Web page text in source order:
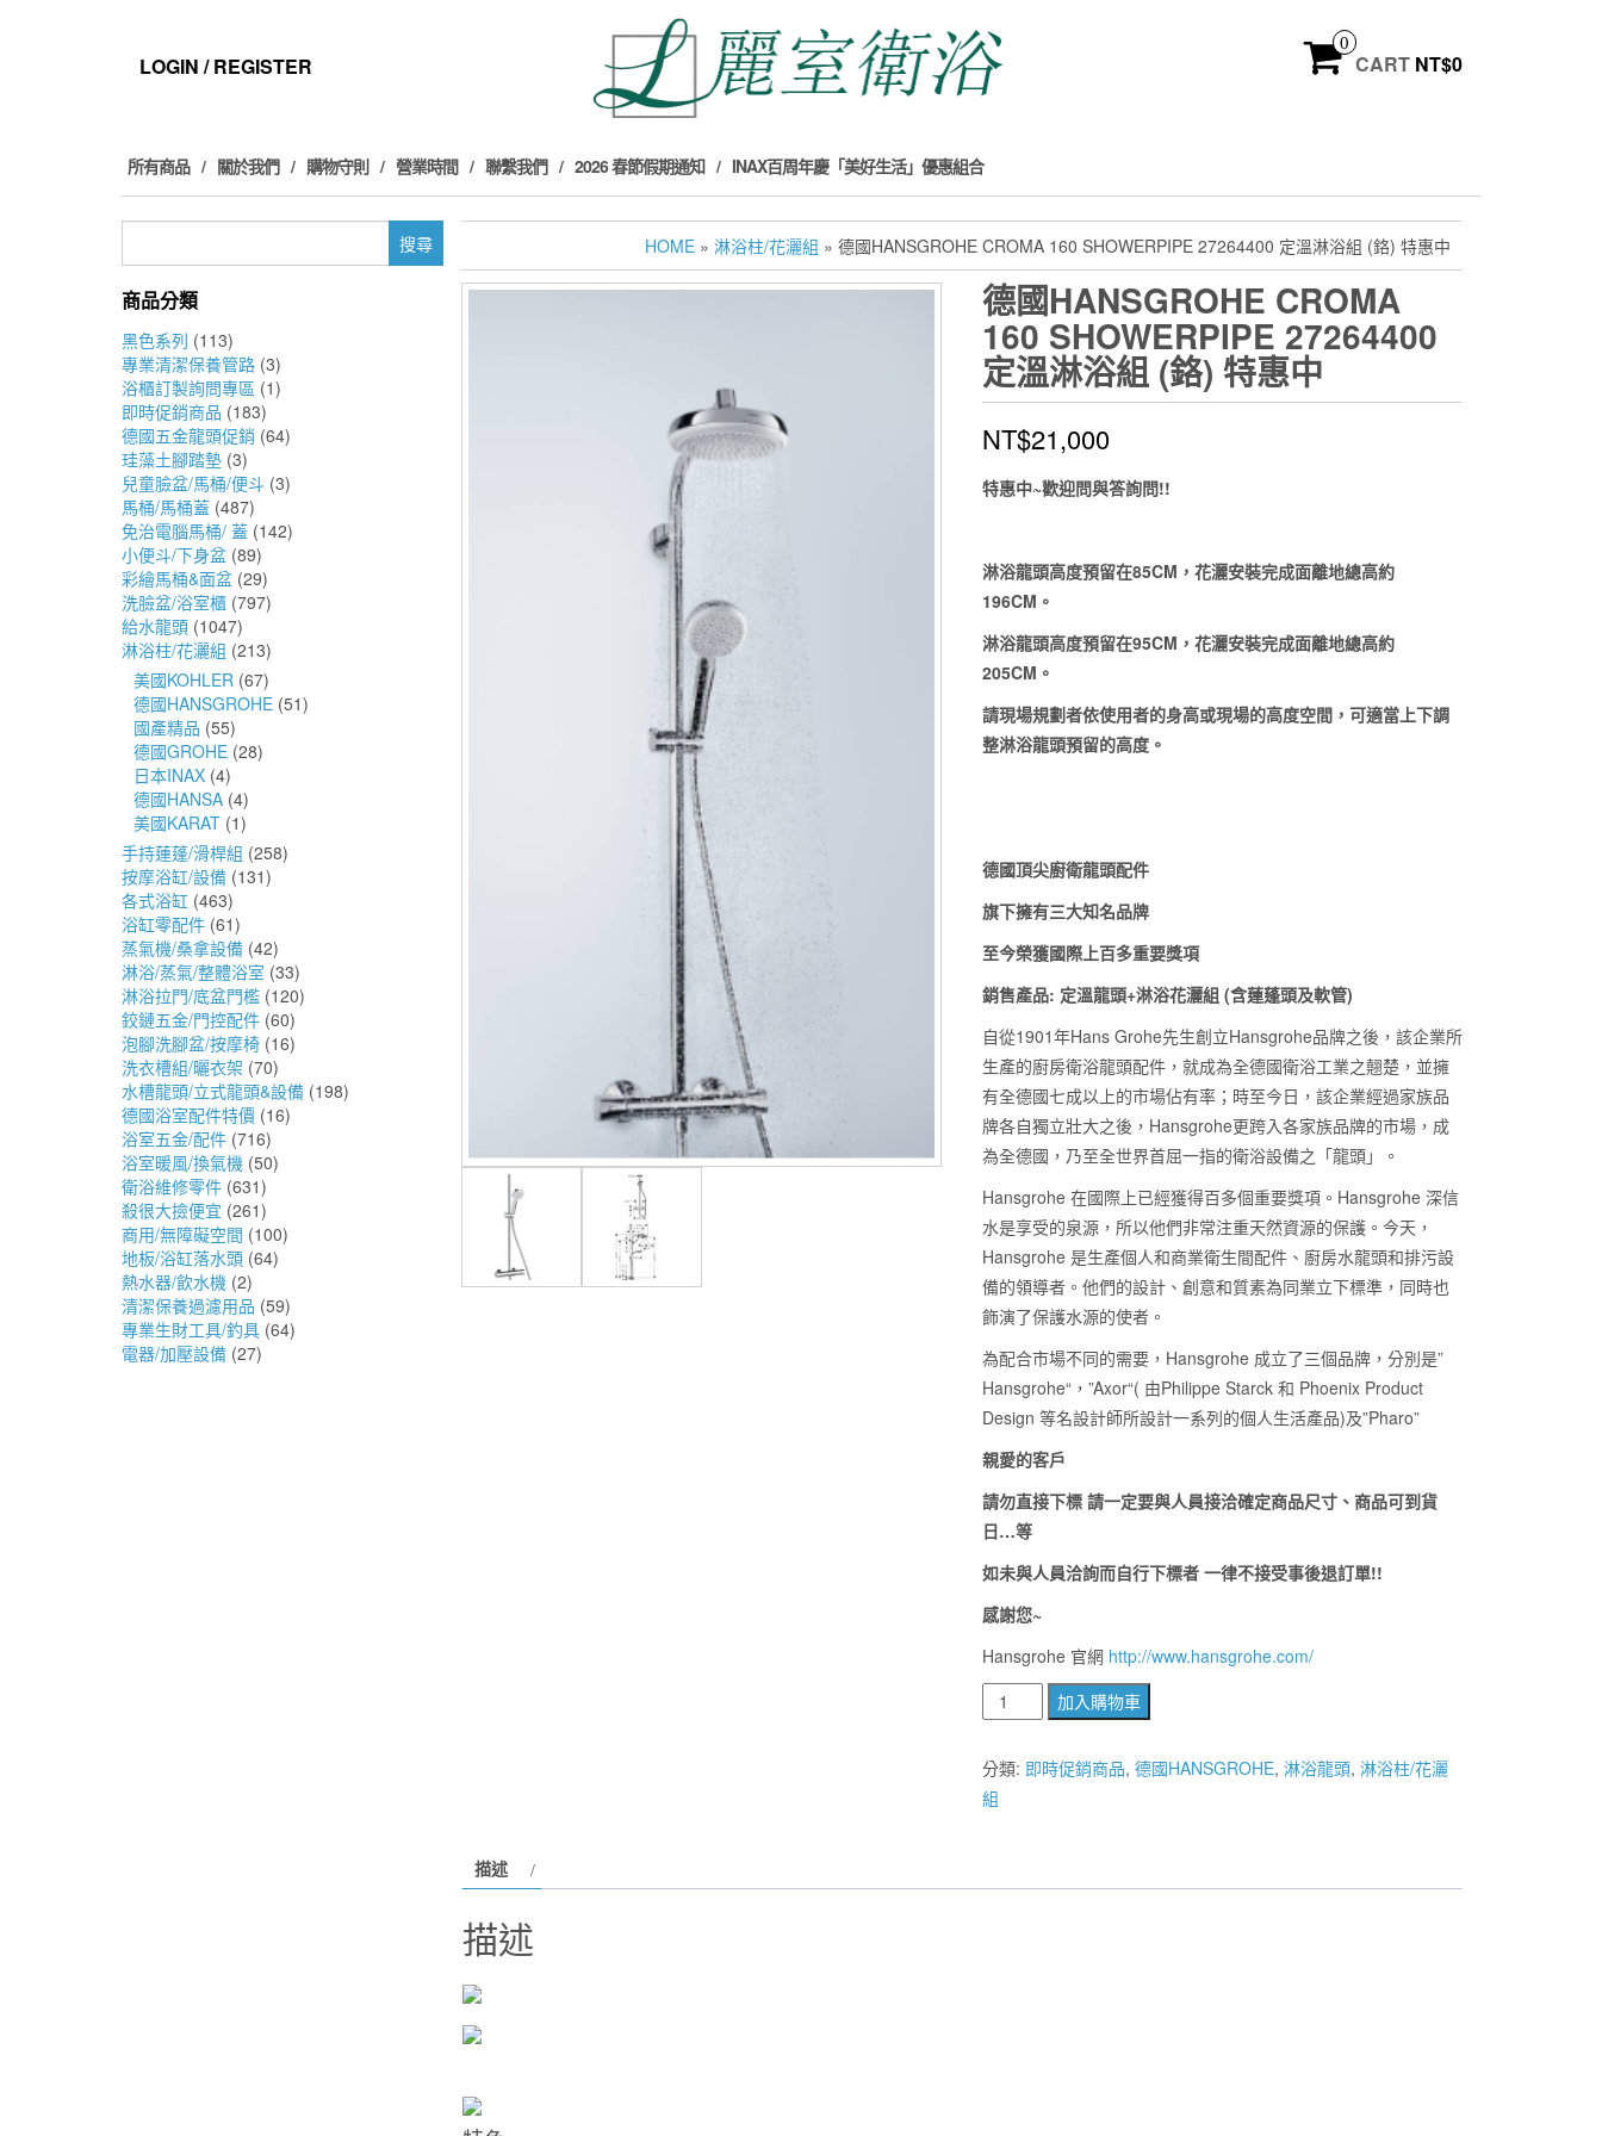
LOGIN / REGISTER
0
CART NT$0
所有商品 關於我們 購物守則 營業時間 聯繫我們 2026 春節假期通知 INAX百周年慶「美好生活」優惠組合
鍵
商品分類
黑色系列 (113)
專業清潔保養管路 (3)
浴櫃訂製詢問專區 (1)
即時促銷商品 (183)
德國五金龍頭促銷 (64)
珪藻土腳踏墊 (3)
兒童臉盆/馬桶/便斗 (3)
馬桶/馬桶蓋 (487)
免治電腦馬桶/ 蓋 (142)
小便斗/下身盆 (89)
彩繪馬桶&面盆 (29)
洗臉盆/浴室櫃 (797)
給水龍頭 (1047)
淋浴柱/花灑組 (213)
美國KOHLER (67)
德國HANSGROHE (51)
國產精品 (55)
德國GROHE (28)
日本INAX (4)
德國HANSA (4)
美國KARAT (1)
手持蓮蓬/滑桿組 (258)
按摩浴缸/設備 (131)
各式浴缸 (463)
浴缸零配件 (61)
蒸氣機/桑拿設備 (42)
淋浴/蒸氣/整體浴室 (33)
淋浴拉門/底盆門檻 (120)
鉸鏈五金/門控配件 (60)
泡腳洗腳盆/按摩椅 (16)
洗衣槽組/曬衣架 (70)
水槽龍頭/立式龍頭&設備 (198)
德國浴室配件特價 (16)
浴室五金/配件 (716)
浴室暖風/換氣機 (50)
衛浴維修零件 (631)
殺很大撿便宜 (261)
商用/無障礙空間 (100)
地板/浴缸落水頭 (64)
熱水器/飲水機 (2)
清潔保養過濾用品 (59)
專業生財工具/釣具 (64)
電器/加壓設備 (27)
HOME » 淋浴柱/花灑組 » 德國HANSGROHE CROMA 160 SHOWERPIPE 27264400 定溫淋浴組 (鉻) 特惠中
德國HANSGROHE CROMA
160 SHOWERPIPE 27264400
定溫淋浴組 (鉻) 特惠中
NT$21,000
特惠中~歡迎問與答詢問!!
淋浴龍頭高度預留在85CM，花灑安裝完成面離地總高約
196CM。
淋浴龍頭高度預留在95CM，花灑安裝完成面離地總高約
205CM。
請現場規劃者依使用者的身高或現場的高度空間，可適當上下調
整淋浴龍頭預留的高度。
德國頂尖廚衛龍頭配件
旗下擁有三大知名品牌
至今榮獲國際上百多重要獎項
銷售產品: 定溫龍頭+淋浴花灑組 (含蓮蓬頭及軟管)
自從1901年Hans Grohe先生創立Hansgrohe品牌之後，該企業所
生產的廚房衛浴龍頭配件，就成為全德國衛浴工業之翹楚，並擁
有全德國七成以上的市場佔有率；時至今日，該企業經過家族品
牌各自獨立壯大之後，Hansgrohe更跨入各家族品牌的市場，成
為全德國，乃至全世界首屈一指的衛浴設備之「龍頭」。
Hansgrohe 在國際上已經獲得百多個重要獎項。Hansgrohe 深信
水是享受的泉源，所以他們非常注重天然資源的保護。今天，
Hansgrohe 是生產個人和商業衛生間配件、廚房水龍頭和排污設
備的領導者。他們的設計、創意和質素為同業立下標準，同時也
飾演了保護水源的使者。
為配合市場不同的需要，Hansgrohe 成立了三個品牌，分別是”
Hansgrohe“，”Axor“( 由Philippe Starck 和 Phoenix Product
Design 等名設計師所設計一系列的個人生活產品)及”Pharo”
親愛的客戶
請勿直接下標 請一定要與人員接洽確定商品尺寸、商品可到貨
日…等
如未與人員洽詢而自行下標者 一律不接受事後退訂單!!
感謝您~
Hansgrohe 官網 http://www.hansgrohe.com/
國
HANSGROHE
CROMA
160
加入購物車
分類: 即時促銷商品, 德國HANSGROHE, 淋浴龍頭, 淋浴柱/花灑
組
描述
描述